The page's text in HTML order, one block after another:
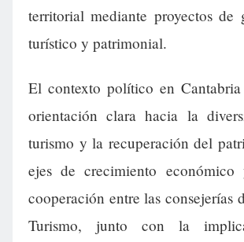
territorial mediante proyectos de
turístico y patrimonial.
El contexto político en Cantabria
orientación clara hacia la
turismo y la recuperación del
ejes de crecimiento
cooperación entre las consejerías
Turismo, junto con la